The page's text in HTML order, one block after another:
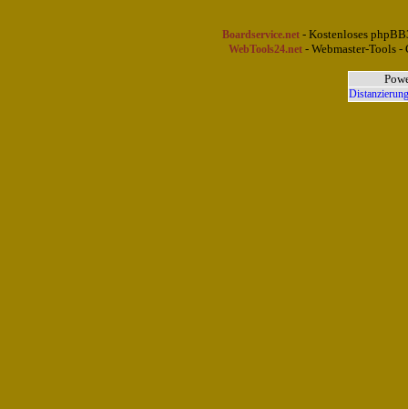
Boardservice.net- Kostenloses
WebTools24.net- Webmaster-Tools -